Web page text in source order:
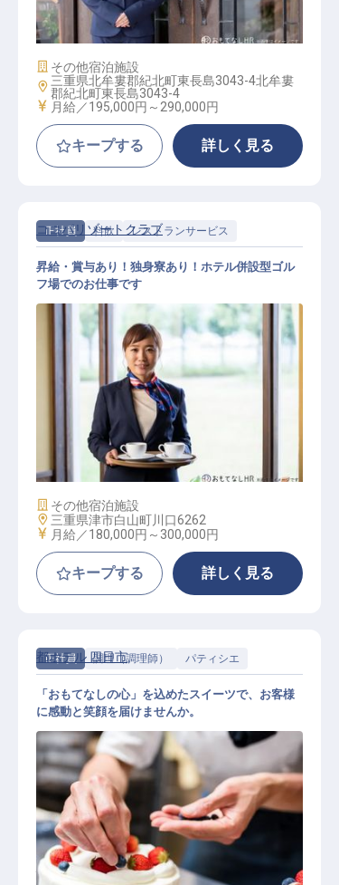
ヴィラスタッフ
施設業態
その他宿泊施設
勤務地
三重県北牟婁郡紀北町東長島3043-4北牟婁
郡紀北町東長島3043-4
給与
月給／195,000円～ 290,000円
キープする 詳しく見る
正社員 料飲 レストランサービス
レストランサービス / 正社員
ココパリゾートクラブ
昇給・賞与あり！独身寮あり！ホテル併設型ゴル
フ場でのお仕事です
施設業態
その他宿泊施設
勤務地
三重県津市白山町川口6262
給与
月給／180,000円～ 300,000円
キープする 詳しく見る
正社員 調理（調理師） パティシエ
パティシエ
都ホテル 四日市
「おもてなしの心」を込めたスイーツで、お客様
に感動と笑顔を届けませんか。